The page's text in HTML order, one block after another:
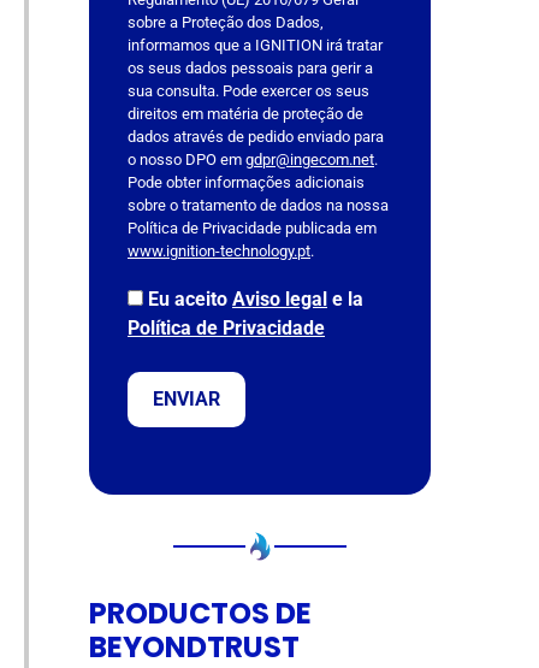
i
e
l
d
e
m
p
t
y
.
sobre a Proteção dos Dados,
informamos que a IGNITION irá tratar
os seus dados pessoais para gerir a
sua consulta. Pode exercer os seus
direitos em matéria de proteção de
dados através de pedido enviado para
o nosso DPO em gdpr@ingecom.net.
Pode obter informações adicionais
sobre o tratamento de dados na nossa
Política de Privacidade publicada em
www.ignition-technology.pt.
Eu aceito Aviso legal e la
Política de Privacidade
PRODUCTOS DE
BEYONDTRUST